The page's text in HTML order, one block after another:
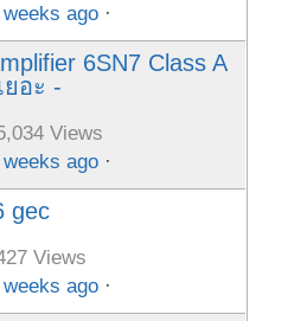
ago ·
6SN7 Class A
ยอะ -
Views
ago ·
gec
Views
ago ·